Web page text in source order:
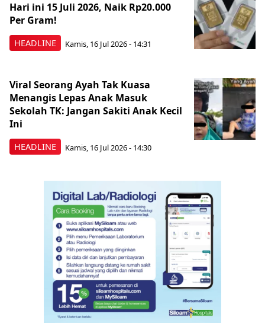
HEADLINE
Hari ini 15 Juli 2026, Naik Rp20.000
Per Gram!
Kamis, 16 Jul 2026 - 14:31
HEADLINE
Viral Seorang Ayah Tak Kuasa
Menangis Lepas Anak Masuk
Sekolah TK: Jangan Sakiti Anak Kecil
Ini
Kamis, 16 Jul 2026 - 14:30